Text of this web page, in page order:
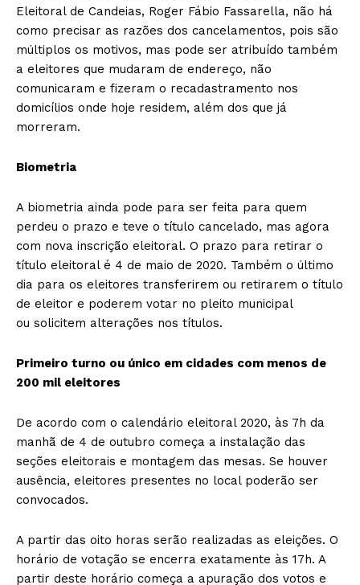
Eleitoral de Candeias, Roger Fábio Fassarella, não há
como precisar as razões dos cancelamentos, pois são
múltiplos os motivos, mas pode ser atribuído também
a eleitores que mudaram de endereço, não
comunicaram e fizeram o recadastramento nos
domicílios onde hoje residem, além dos que já
morreram.
Biometria
A biometria ainda pode para ser feita para quem
perdeu o prazo e teve o título cancelado, mas agora
com nova inscrição eleitoral. O prazo para retirar o
título eleitoral é 4 de maio de 2020. Também o último
dia para os eleitores transferirem ou retirarem o título
de eleitor e poderem votar no pleito municipal
ou solicitem alterações nos títulos.
Primeiro turno ou único em cidades com menos de
200 mil eleitores
De acordo com o calendário eleitoral 2020, às 7h da
manhã de 4 de outubro começa a instalação das
seções eleitorais e montagem das mesas. Se houver
ausência, eleitores presentes no local poderão ser
convocados.
A partir das oito horas serão realizadas as eleições. O
horário de votação se encerra exatamente às 17h. A
partir deste horário começa a apuração dos votos e